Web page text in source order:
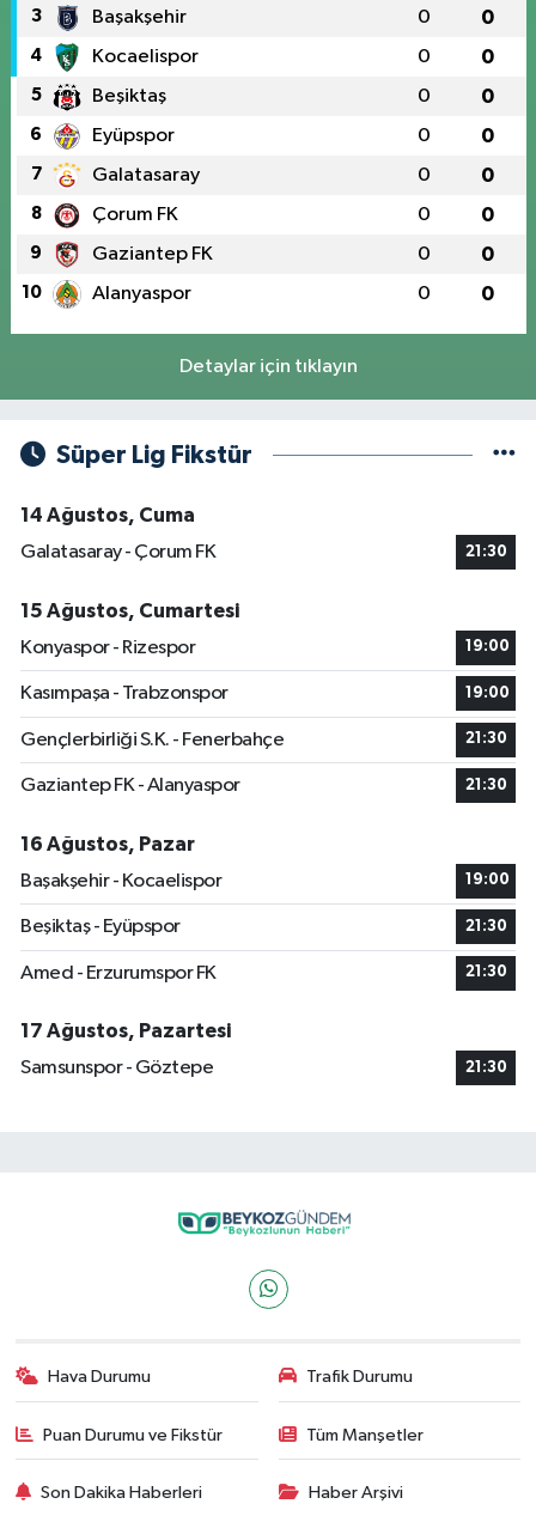
3 Başakşehir 0 0
4 Kocaelispor 0 0
5 Beşiktaş 0 0
6 Eyüpspor 0 0
7 Galatasaray 0 0
8 Çorum FK 0 0
9 Gaziantep FK 0 0
10 Alanyaspor 0 0
Detaylar için tıklayın
Süper Lig Fikstür
14 Ağustos, Cuma
Galatasaray - Çorum FK
21:30
15 Ağustos, Cumartesi
Konyaspor - Rizespor
19:00
Kasımpaşa - Trabzonspor 19:00
Gençlerbirliği S.K. - Fenerbahçe 21:30
Gaziantep FK - Alanyaspor 21:30
16 Ağustos, Pazar
Başakşehir - Kocaelispor
19:00
Beşiktaş - Eyüpspor 21:30
Amed - Erzurumspor FK 21:30
17 Ağustos, Pazartesi
Samsunspor - Göztepe
21:30
Hava Durumu Trafik Durumu
Puan Durumu ve Fikstür Tüm Manşetler
Son Dakika Haberleri Haber Arşivi